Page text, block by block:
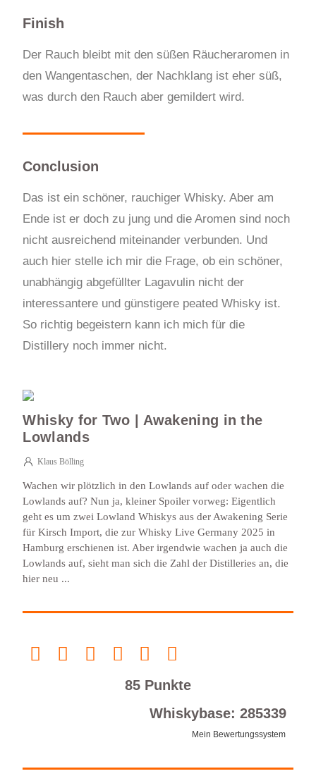
Finish
Der Rauch bleibt mit den süßen Räucheraromen in
den Wangentaschen, der Nachklang ist eher süß,
was durch den Rauch aber gemildert wird.
Conclusion
Das ist ein schöner, rauchiger Whisky. Aber am
Ende ist er doch zu jung und die Aromen sind noch
nicht ausreichend miteinander verbunden. Und
auch hier stelle ich mir die Frage, ob ein schöner,
unabhängig abgefüllter Lagavulin nicht der
interessantere und günstigere peated Whisky ist.
So richtig begeistern kann ich mich für die
Distillery noch immer nicht.
Whisky for Two | Awakening in the
Lowlands
Klaus Bölling
Wachen wir plötzlich in den Lowlands auf oder wachen die
Lowlands auf? Nun ja, kleiner Spoiler vorweg: Eigentlich
geht es um zwei Lowland Whiskys aus der Awakening Serie
für Kirsch Import, die zur Whisky Live Germany 2025 in
Hamburg erschienen ist. Aber irgendwie wachen ja auch die
Lowlands auf, sieht man sich die Zahl der Distilleries an, die
hier neu ...
85 Punkte
Whiskybase: 285339
Mein Bewertungssystem